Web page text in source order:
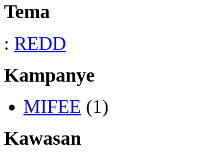
Tema
: REDD
Kampanye
MIFEE (1)
Kawasan